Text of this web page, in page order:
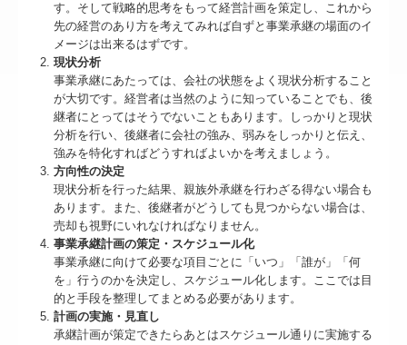
す。そして戦略的思考をもって経営計画を策定し、これから
先の経営のあり方を考えてみれば自ずと事業承継の場面のイ
メージは出来るはずです。
現状分析
事業承継にあたっては、会社の状態をよく現状分析すること
が大切です。経営者は当然のように知っていることでも、後
継者にとってはそうでないこともあります。しっかりと現状
分析を行い、後継者に会社の強み、弱みをしっかりと伝え、
強みを特化すればどうすればよいかを考えましょう。
方向性の決定
現状分析を行った結果、親族外承継を行わざる得ない場合も
あります。また、後継者がどうしても見つからない場合は、
売却も視野にいれなければなりません。
事業承継計画の策定・スケジュール化
事業承継に向けて必要な項目ごとに「いつ」「誰が」「何
を」行うのかを決定し、スケジュール化します。ここでは目
的と手段を整理してまとめる必要があります。
計画の実施・見直し
承継計画が策定できたらあとはスケジュール通りに実施する